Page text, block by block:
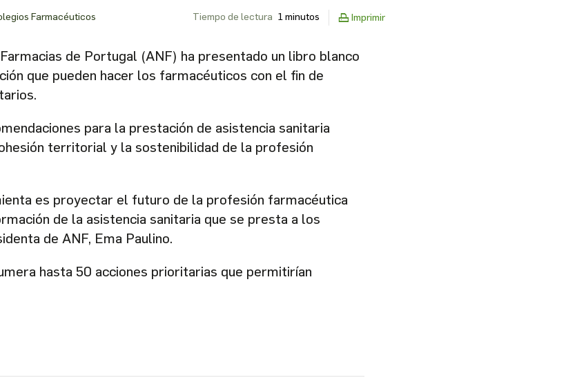
Farmacéuticos Tiempo de lectura 1 minutos Imprimir
de Portugal (ANF) ha presentado un libro blanco
que pueden hacer los farmacéuticos con el fin de
para la prestación de asistencia sanitaria
territorial y la sostenibilidad de la profesión
es proyectar el futuro de la profesión farmacéutica
de la asistencia sanitaria que se presta a los
de ANF, Ema Paulino.
hasta 50 acciones prioritarias que permitirían